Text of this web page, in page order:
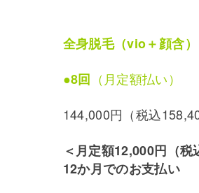
全身脱毛（vio＋顔含）
●8回 （月定額払い）
144,000円（税込
＜月定額12,000円（税
12か月でのお支払い